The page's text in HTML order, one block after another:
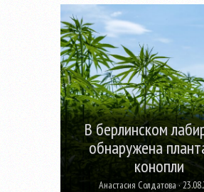
В берлинском
обнаружена
конопли
Анастасия Солдатова ·